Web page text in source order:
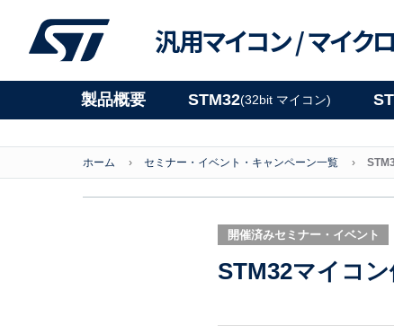
汎用マイコン /マイク
製品概要 STM32(32bit マイコン)
ホーム セミナー・イベント・キャンペーン一覧
開催済みセミナー・イベント
STM32マイコン